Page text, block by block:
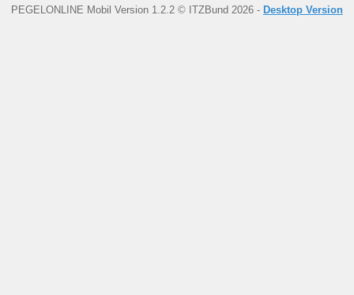
PEGELONLINE Mobil Version 1.2.2 © ITZBund 2026 - Desktop Version